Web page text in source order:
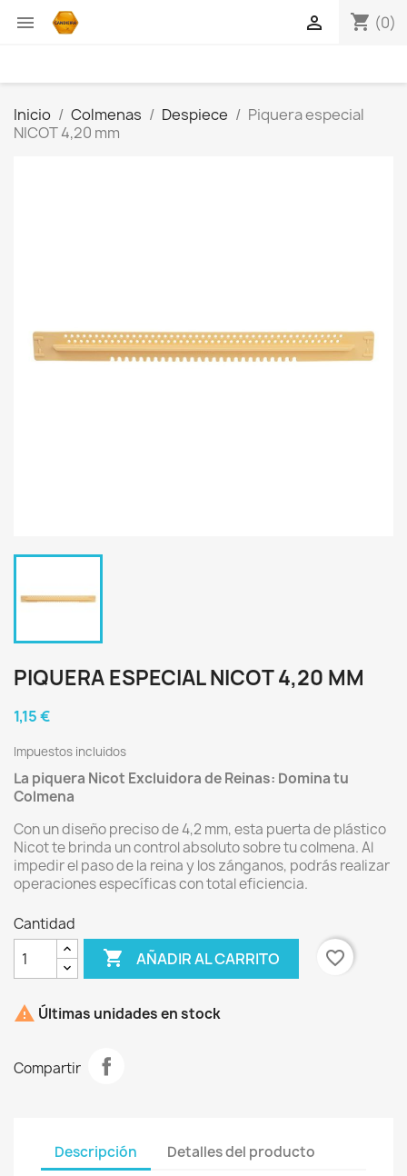
 shopping_cart (0)

Inicio Colmenas Despiece
Piquera especial
NICOT 4,20 mm
PIQUERA ESPECIAL NICOT 4,20 MM
1,15 €
Impuestos incluidos
La piquera Nicot Excluidora de Reinas: Domina tu
Colmena
Con un diseño preciso de 4,2 mm, esta puerta de plástico
Nicot te brinda un control absoluto sobre tu colmena. Al
impedir el paso de la reina y los zánganos, podrás realizar
operaciones específicas con total eficiencia.
Cantidad
 AÑADIR AL CARRITO favorite_border
 Últimas unidades en stock
Compartir
Descripción Detalles del producto